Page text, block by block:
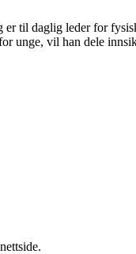
er til daglig leder for
unge, vil han dele